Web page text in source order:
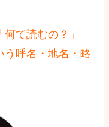
て読むの？」
う呼名・地名・略